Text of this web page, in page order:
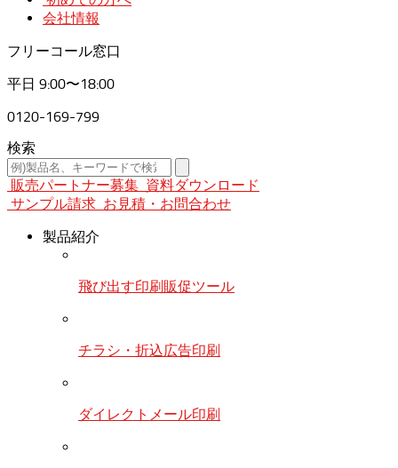
会社情報
フリーコール窓口
平日 9:00〜18:00
0120-169-799
検索
販売パートナー募集 資料ダウンロード
サンプル請求 お見積・お問合わせ
製品紹介
飛び出す印刷販促ツール
チラシ・折込広告印刷
ダイレクトメール印刷